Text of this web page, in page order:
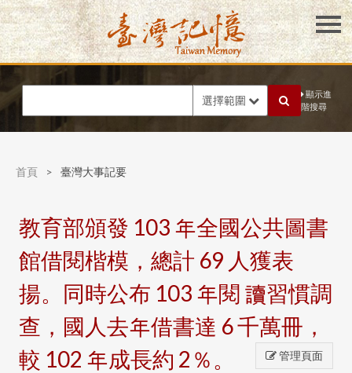
選擇範圍
顯示進
階搜尋
首頁 > 臺灣大事記要
教育部頒發 103 年全國公共圖書
館借閱楷模，總計 69 人獲表
揚。同時公布 103 年閱 讀習慣調
查，國人去年借書達 6 千萬冊，
較 102 年成長約 2％。
管理頁面